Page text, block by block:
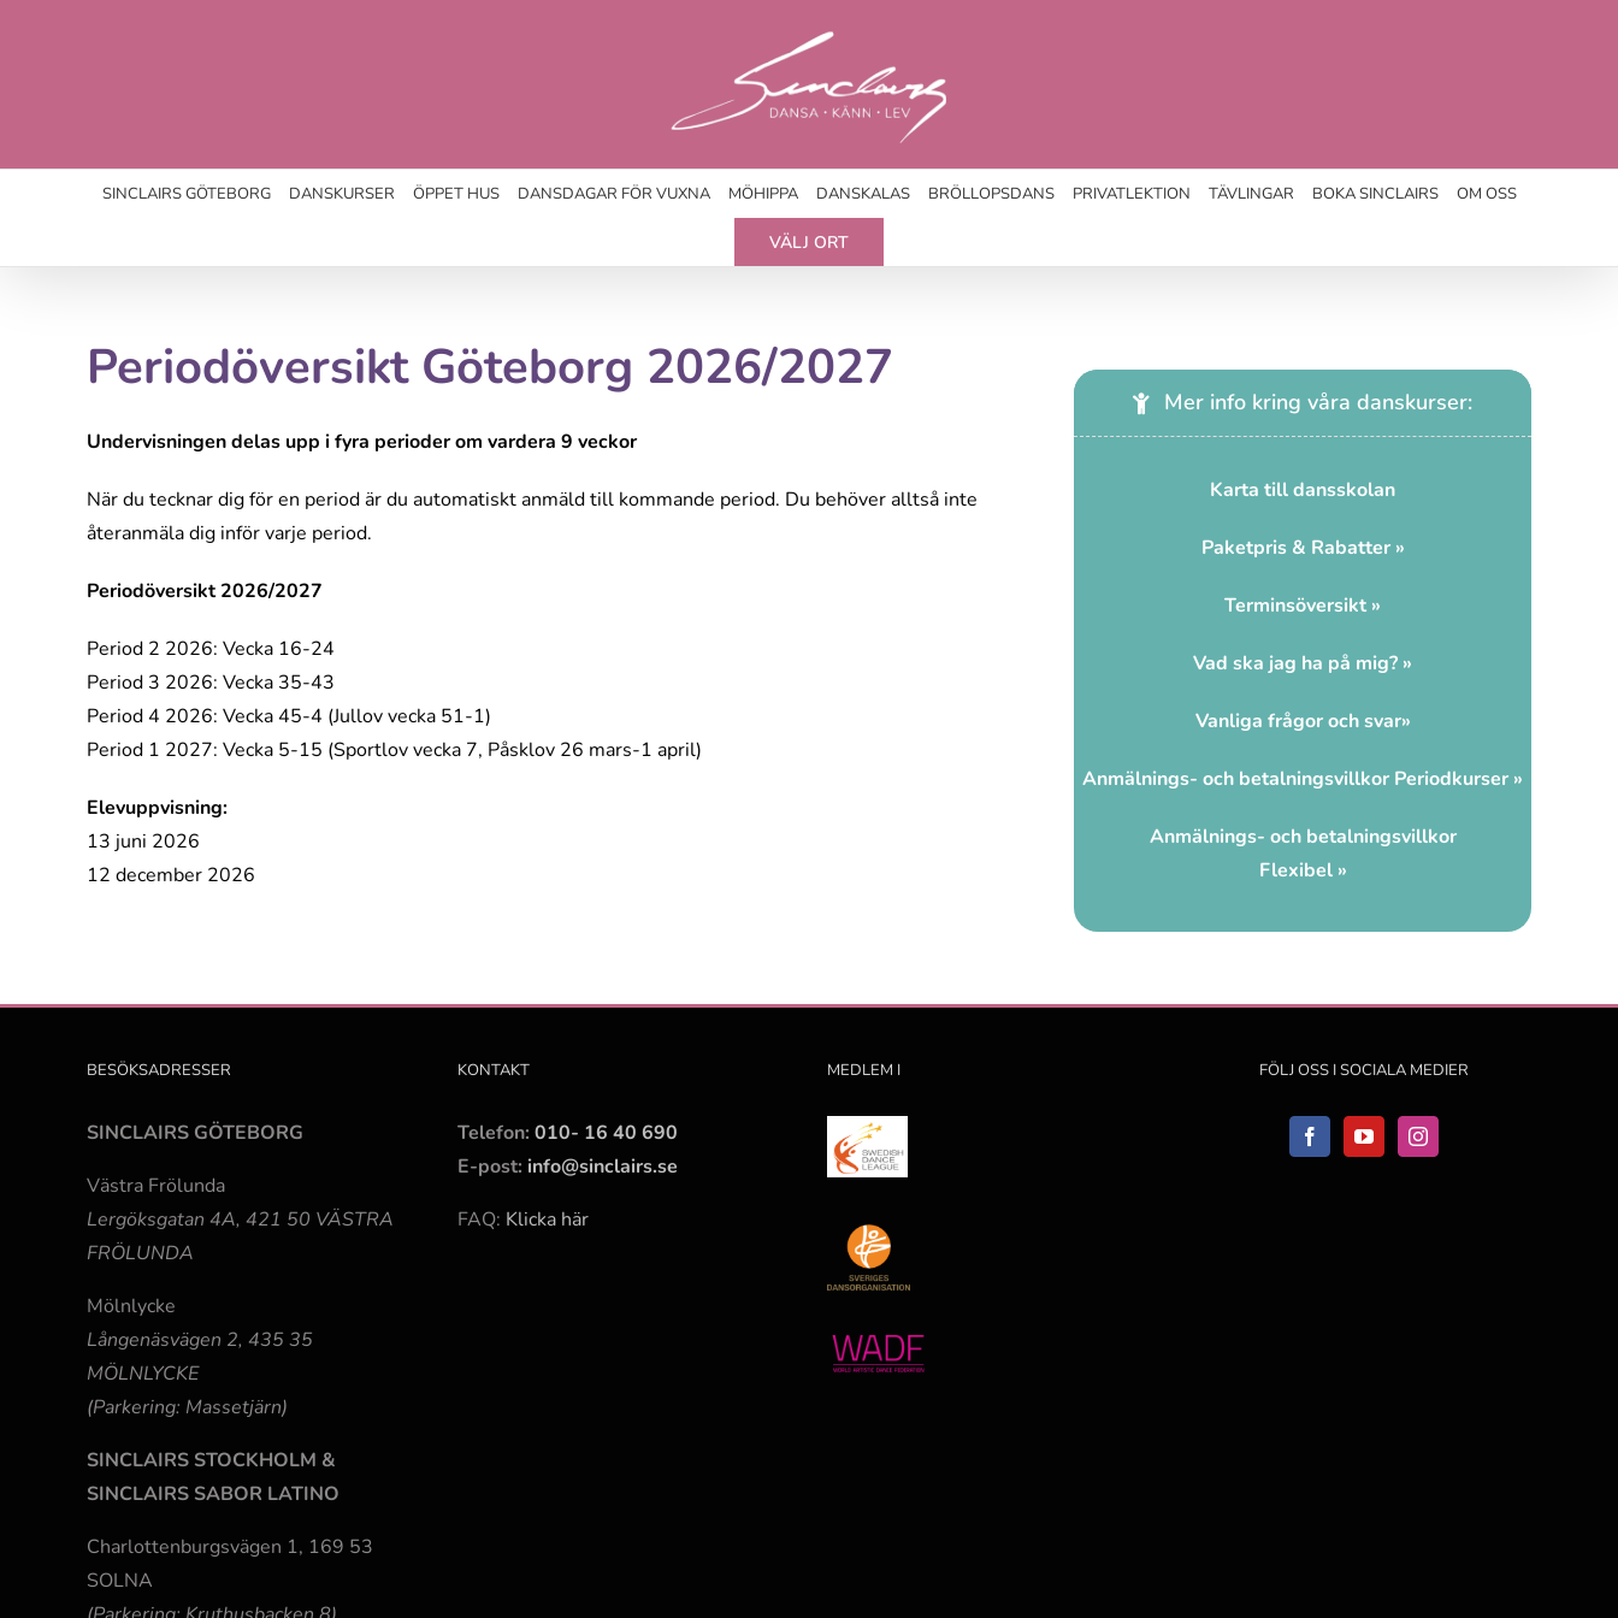
SINCLAIRS GÖTEBORG DANSKURSER ÖPPET HUS DANSDAGAR FÖR VUXNA MÖHIPPA DANSKALAS BRÖLLOPSDANS PRIVATLEKTION TÄVLINGAR BOKA SINCLAIRS OM OSS
VÄLJ ORT
Periodöversikt Göteborg 2026/2027
Undervisningen delas upp i fyra perioder om vardera 9 veckor
När du tecknar dig för en period är du automatiskt anmäld till kommande period. Du behöver alltså inte
återanmäla dig inför varje period.
Periodöversikt 2026/2027
Period 2 2026: Vecka 16-24
Period 3 2026: Vecka 35-43
Period 4 2026: Vecka 45-4 (Jullov vecka 51-1)
Period 1 2027: Vecka 5-15 (Sportlov vecka 7, Påsklov 26 mars-1 april)
Elevuppvisning:
13 juni 2026
12 december 2026
Mer info kring våra danskurser:
Karta till dansskolan
Paketpris & Rabatter »
Terminsöversikt »
Vad ska jag ha på mig? »
Vanliga frågor och svar»
Anmälnings- och betalningsvillkor Periodkurser »
Anmälnings- och betalningsvillkor
Flexibel »
BESÖKSADRESSER
SINCLAIRS GÖTEBORG
Västra Frölunda
Lergöksgatan 4A, 421 50 VÄSTRA
FRÖLUNDA
Mölnlycke
Långenäsvägen 2, 435 35
MÖLNLYCKE
(Parkering: Massetjärn)
SINCLAIRS STOCKHOLM &
SINCLAIRS SABOR LATINO
Charlottenburgsvägen 1, 169 53
SOLNA
KONTAKT
Telefon: 010- 16 40 690
E-post: info@sinclairs.se
FAQ: Klicka här
MEDLEM I FÖLJ OSS I SOCIALA MEDIER